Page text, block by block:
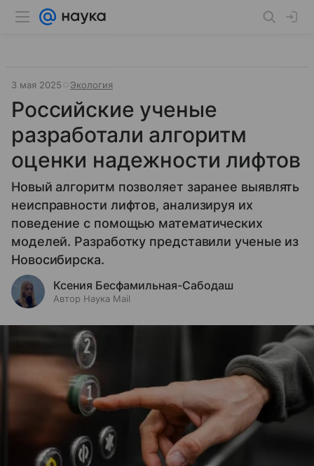
3 мая 2025 Экология
Российские ученые
разработали алгоритм
оценки надежности лифтов
Новый алгоритм позволяет заранее выявлять
неисправности лифтов, анализируя их
поведение с помощью математических
моделей. Разработку представили ученые из
Новосибирска.
Ксения Бесфамильная-Сабодаш
Автор Наука Mail